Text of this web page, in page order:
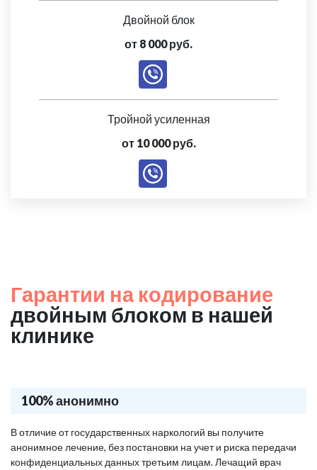
Двойной блок
от 8 000 руб.
Тройной усиленная
от 10 000 руб.
Гарантии на кодирование
двойным блоком в нашей
клинике
100% анонимно
В отличие от государственных наркологий вы получите
анонимное лечение, без постановки на учет и риска передачи
конфиденциальных данных третьим лицам. Лечащий врач